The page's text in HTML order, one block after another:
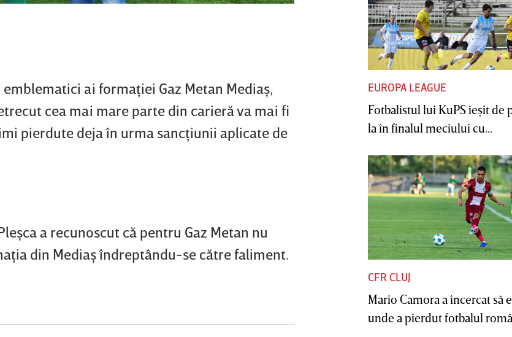
ai formaţiei Gaz Metan Mediaş,
cea mai mare parte din carieră va mai fi
pierdute deja în urma sancţiunii aplicate de
a recunoscut că pentru Gaz Metan nu
din Mediaş îndreptându-se către faliment.
EUROPA LEAGUE
Fotbalistul lui KuPS ieşit de
la în finalul meciului cu...
CFR CLUJ
Mario Camora a încercat să
unde a pierdut fotbalul